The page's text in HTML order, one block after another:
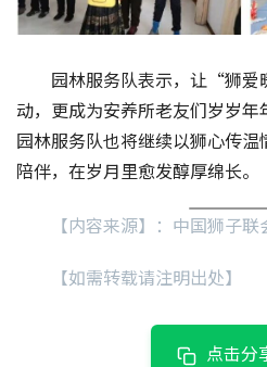
园林服务队表示，让“狮
动，更成为安养所老友们岁岁年
园林服务队也将继续以狮心传
陪伴，在岁月里愈发醇厚绵长。
【内容来源】：中国狮子
【如需转载请注明出处】
点击分